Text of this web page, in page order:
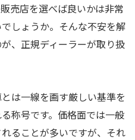
売店を選べば良いかは非常
しょうか。そんな不安を解
、正規ディーラーが取り扱
は一線を画す厳しい基準を
称号です。価格面では一般
ることが多いですが、それ